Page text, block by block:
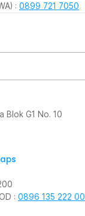
: 0899 721 7050
Blok G1 No. 10
: 0896 135 222 00